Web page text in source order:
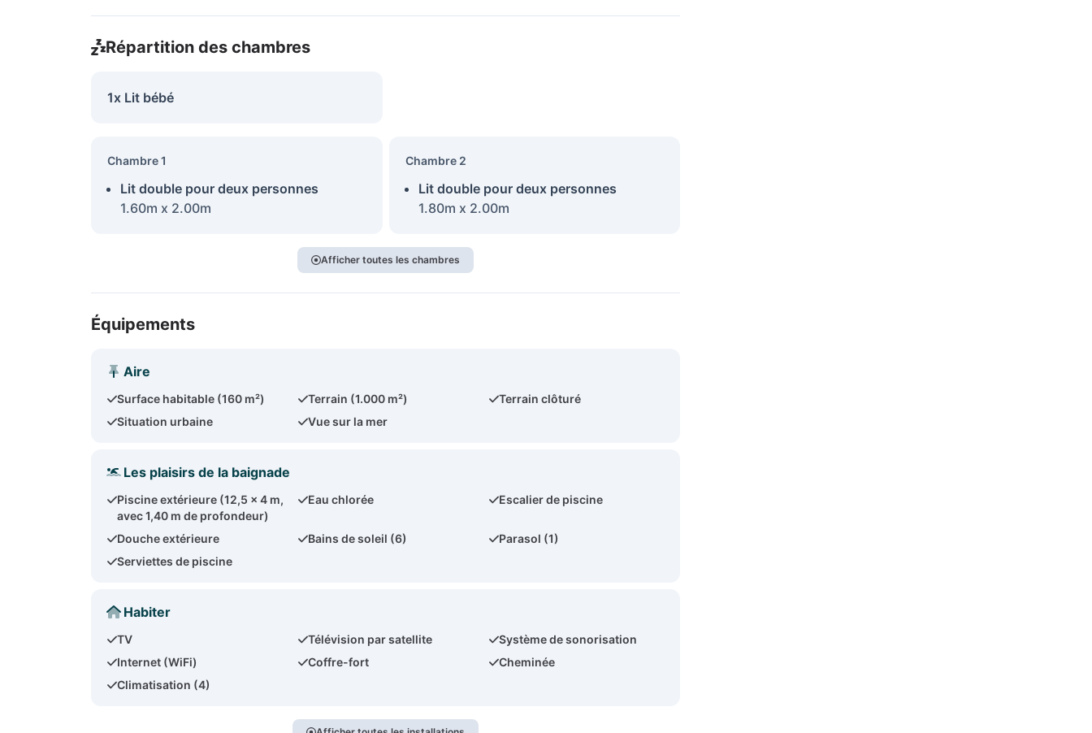
Répartition des chambres
1x Lit bébé
Chambre 1
Lit double pour deux personnes
1.60m x 2.00m
Chambre 2
Lit double pour deux personnes
1.80m x 2.00m
Afficher toutes les chambres
Équipements
Aire
Surface habitable (160 m²) Terrain (1.000 m²)
Terrain clôturé
Situation urbaine
Vue sur la mer
Les plaisirs de la baignade
Piscine extérieure (12,5 x 4 m,
avec 1,40 m de profondeur)
Eau chlorée Escalier de piscine
Douche extérieure Bains de soleil (6)
Parasol (1)
Serviettes de piscine
Habiter
TV Télévision par satellite
Système de sonorisation
Internet (WiFi)
Coffre-fort
Cheminée
Climatisation (4)